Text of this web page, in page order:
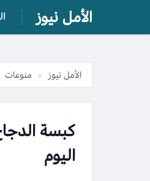
الأمل نيوز
الأمل نيوز » منوعات
كبسة
اليوم